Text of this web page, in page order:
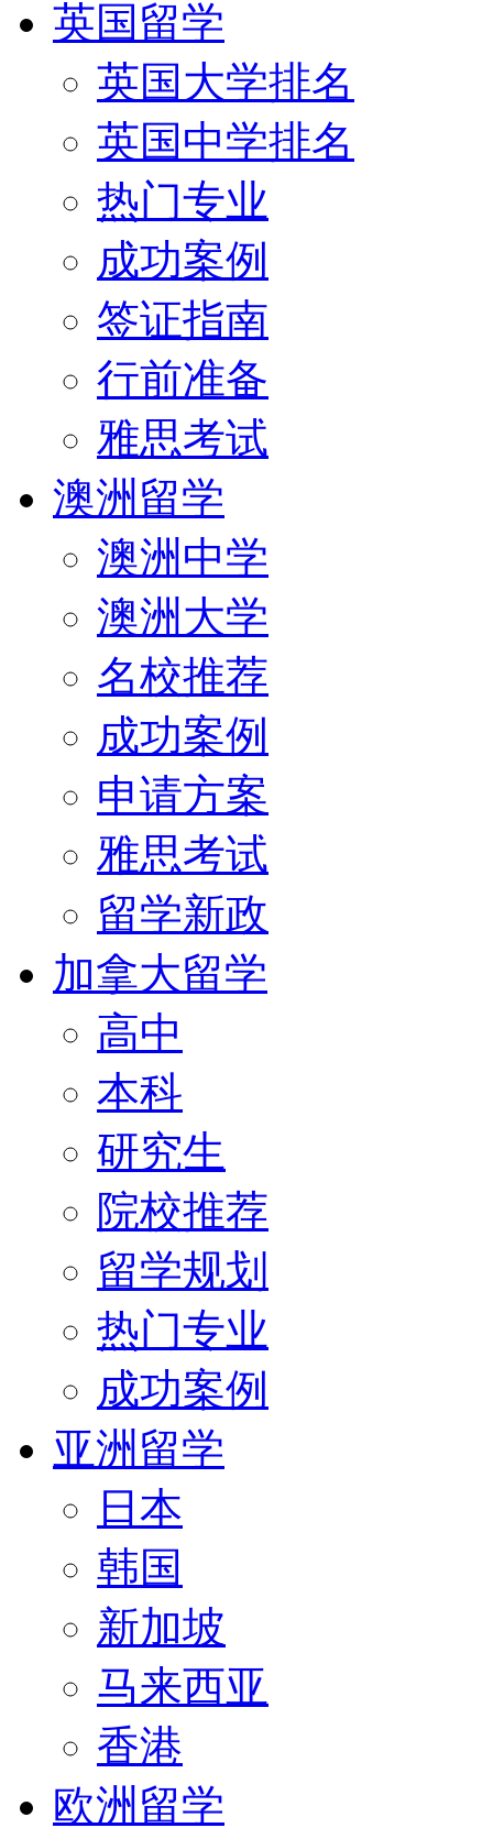
英国留学
英国大学排名
英国中学排名
热门专业
成功案例
签证指南
行前准备
雅思考试
澳洲留学
澳洲中学
澳洲大学
名校推荐
成功案例
申请方案
雅思考试
留学新政
加拿大留学
高中
本科
研究生
院校推荐
留学规划
热门专业
成功案例
亚洲留学
日本
韩国
新加坡
马来西亚
香港
欧洲留学